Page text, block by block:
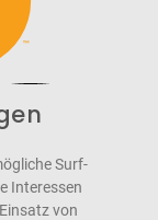
Surf-
Interessen
von